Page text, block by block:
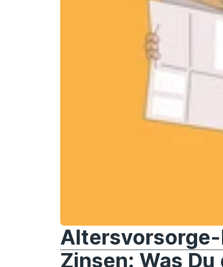
Zinsen: Was